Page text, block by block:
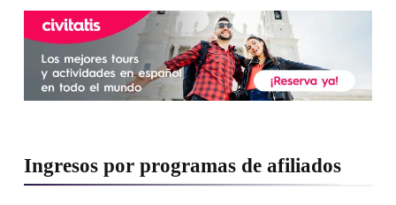
Ingresos por programas de afiliados